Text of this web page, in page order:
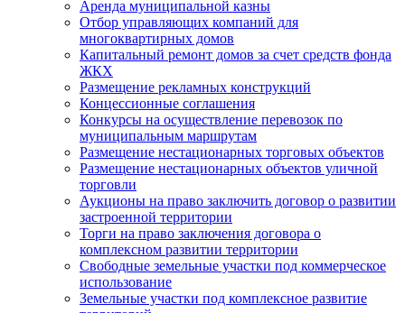
Аренда муниципальной казны
Отбор управляющих компаний для
многоквартирных домов
Капитальный ремонт домов за счет средств фонда
ЖКХ
Размещение рекламных конструкций
Концессионные соглашения
Конкурсы на осуществление перевозок по
муниципальным маршрутам
Размещение нестационарных торговых объектов
Размещение нестационарных объектов уличной
торговли
Аукционы на право заключить договор о развитии
застроенной территории
Торги на право заключения договора о
комплексном развитии территории
Свободные земельные участки под коммерческое
использование
Земельные участки под комплексное развитие